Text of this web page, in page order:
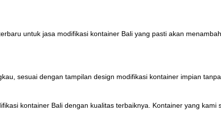
untuk jasa modifikasi kontainer Bali yang pasti akan
sesuai dengan tampilan design modifikasi kontainer impian
kontainer Bali dengan kualitas terbaiknya. Kontainer yang kami